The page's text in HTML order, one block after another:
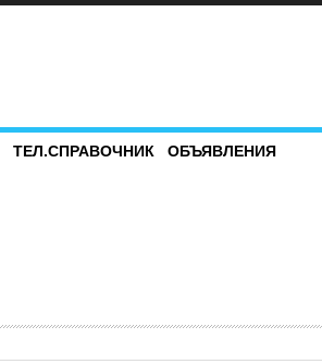
ТЕЛ.СПРАВОЧНИК ОБЪЯВЛЕНИЯ